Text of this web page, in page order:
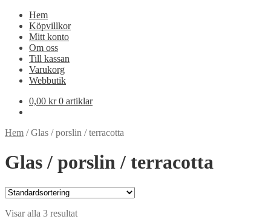
Hem
Köpvillkor
Mitt konto
Om oss
Till kassan
Varukorg
Webbutik
0,00 kr 0 artiklar
Hem /Glas / porslin / terracotta
Glas / porslin / terracotta
Visar alla 3 resultat